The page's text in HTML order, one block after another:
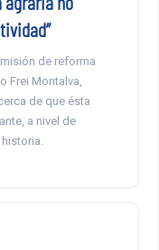
de reforma
Frei Montalva,
de que ésta
a nivel de